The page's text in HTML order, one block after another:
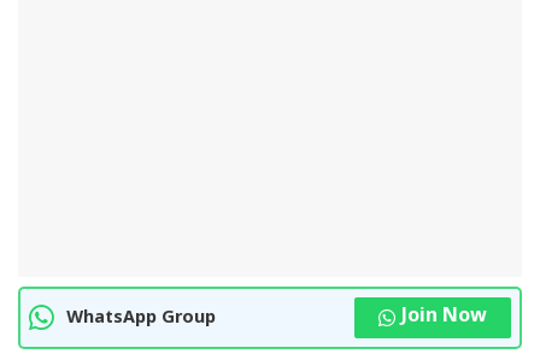
WhatsApp Group Join Now